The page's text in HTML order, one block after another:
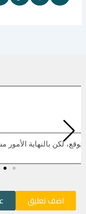
العقار اللي كنت
اضف تعليق